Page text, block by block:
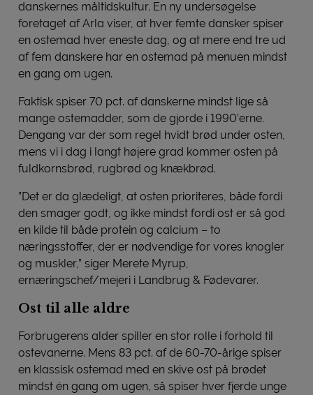
danskernes måltidskultur. En ny undersøgelse
foretaget af Arla viser, at hver femte dansker spiser
en ostemad hver eneste dag, og at mere end tre ud
af fem danskere har en ostemad på menuen mindst
en gang om ugen.
Faktisk spiser 70 pct. af danskerne mindst lige så
mange ostemadder, som de gjorde i 1990’erne.
Dengang var der som regel hvidt brød under osten,
mens vi i dag i langt højere grad kommer osten på
fuldkornsbrød, rugbrød og knækbrød.
”Det er da glædeligt, at osten prioriteres, både fordi
den smager godt, og ikke mindst fordi ost er så god
en kilde til både protein og calcium – to
næringsstoffer, der er nødvendige for vores knogler
og muskler,” siger Merete Myrup,
ernæringschef/mejeri i Landbrug & Fødevarer.
Ost til alle aldre
Forbrugerens alder spiller en stor rolle i forhold til
ostevanerne. Mens 83 pct. af de 60-70-årige spiser
en klassisk ostemad med en skive ost på brødet
mindst én gang om ugen, så spiser hver fjerde unge